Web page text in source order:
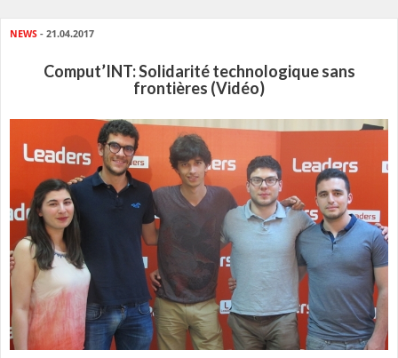
NEWS - 21.04.2017
Comput’INT: Solidarité technologique sans
frontières (Vidéo)